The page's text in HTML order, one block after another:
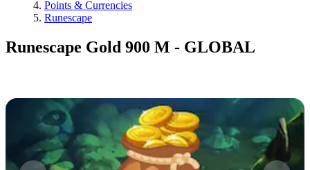
Points & Currencies
Runescape
Runescape Gold 900 M - GLOBAL